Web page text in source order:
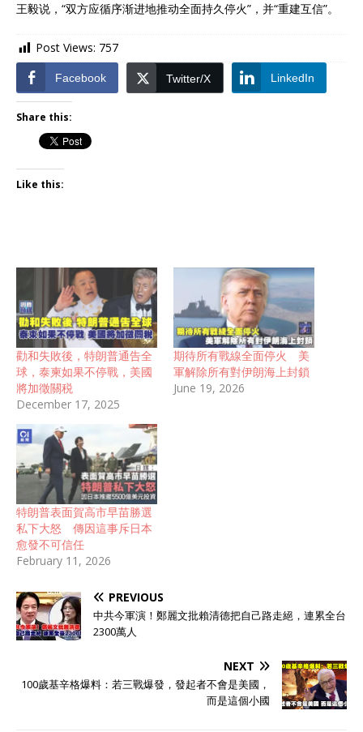
王毅说，“双方应循序渐进地推动全面持久停火”，并“重建互信”。
Post Views: 757
Facebook Twitter/X LinkedIn
Share this:
Like this:
勸和失敗後，特朗普通告全
球，泰柬如果不停戰，美國
將加徵關税
December 17, 2025
期待所有戰線全面停火 美
軍解除所有對伊朗海上封鎖
June 19, 2026
特朗普表面賀高市早苗勝選
私下大怒 傳因這事斥日本
愈發不可信任
February 11, 2026
PREVIOUS
中共今軍演！鄭麗文批賴清德把自己路走絕，連累全台
2300萬人
NEXT
100歲基辛格爆料：若三戰爆發，發起者不會是美國，
而是這個小國